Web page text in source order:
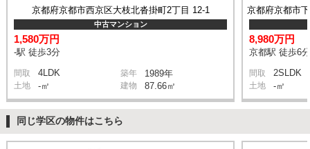
京都府京都市西京区大枝北沓掛町2丁目 12-1
中古マンション
1,580万円
-駅 徒歩3分
間取 4LDK 築年 1989年
土地 -㎡ 建物 87.66㎡
8,980万円
京都駅 徒歩6分
間取 2SLDK
土地 -㎡
同じ学区の物件はこちら